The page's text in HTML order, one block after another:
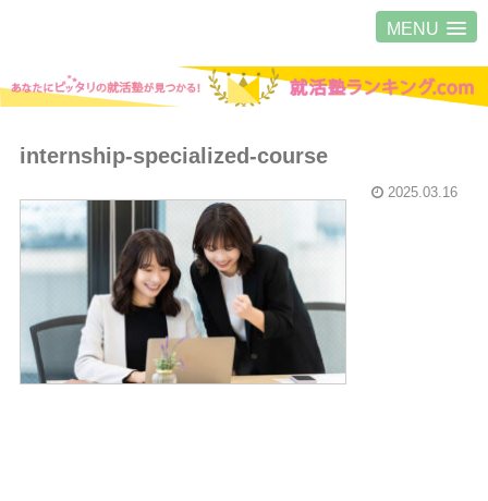
MENU
internship-specialized-course
2025.03.16